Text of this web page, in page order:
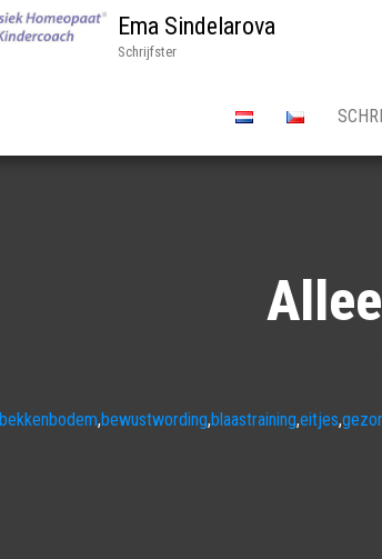
Ema Sindelarova
Schrijfster
bekkenbodem,bewustwording,blaastraining,eitjes,